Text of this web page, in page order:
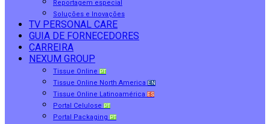
Reportagem especial
Soluções e Inovações
TV PERSONAL CARE
GUIA DE FORNECEDORES
CARREIRA
NEXUM GROUP
Tissue Online PT
Tissue Online North America EN
Tissue Online Latinoamérica ES
Portal Celulose PT
Portal Packaging PT